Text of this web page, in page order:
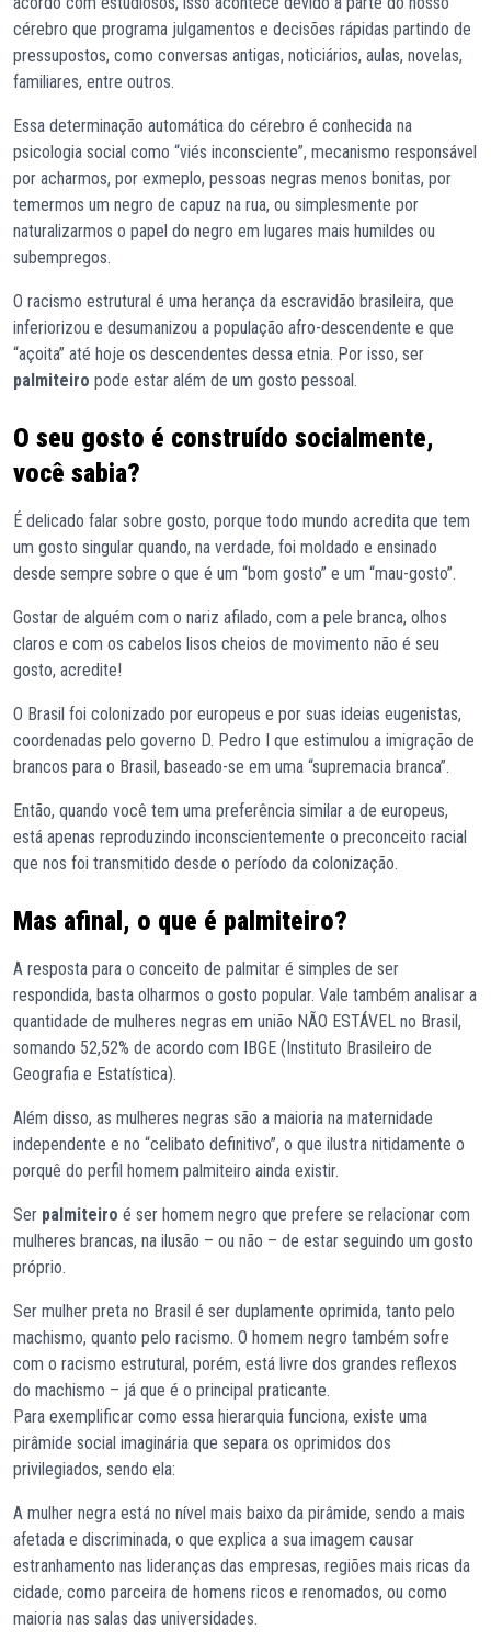
cérebro que programa julgamentos e decisões rápidas partindo de
pressupostos, como conversas antigas, noticiários, aulas, novelas,
familiares, entre outros.
Essa determinação automática do cérebro é conhecida na
psicologia social como “viés inconsciente”, mecanismo responsável
por acharmos, por exmeplo, pessoas negras menos bonitas, por
temermos um negro de capuz na rua, ou simplesmente por
naturalizarmos o papel do negro em lugares mais humildes ou
subempregos.
O racismo estrutural é uma herança da escravidão brasileira, que
inferiorizou e desumanizou a população afro-descendente e que
“açoita” até hoje os descendentes dessa etnia. Por isso, ser
palmiteiro pode estar além de um gosto pessoal.
O seu gosto é construído socialmente,
você sabia?
É delicado falar sobre gosto, porque todo mundo acredita que tem
um gosto singular quando, na verdade, foi moldado e ensinado
desde sempre sobre o que é um “bom gosto” e um “mau-gosto”.
Gostar de alguém com o nariz afilado, com a pele branca, olhos
claros e com os cabelos lisos cheios de movimento não é seu
gosto, acredite!
O Brasil foi colonizado por europeus e por suas ideias eugenistas,
coordenadas pelo governo D. Pedro I que estimulou a imigração de
brancos para o Brasil, baseado-se em uma “supremacia branca”.
Então, quando você tem uma preferência similar a de europeus,
está apenas reproduzindo inconscientemente o preconceito racial
que nos foi transmitido desde o período da colonização.
Mas afinal, o que é palmiteiro?
A resposta para o conceito de palmitar é simples de ser
respondida, basta olharmos o gosto popular. Vale também analisar a
quantidade de mulheres negras em união NÃO ESTÁVEL no Brasil,
somando 52,52% de acordo com IBGE (Instituto Brasileiro de
Geografia e Estatística).
Além disso, as mulheres negras são a maioria na maternidade
independente e no “celibato definitivo”, o que ilustra nitidamente o
porquê do perfil homem palmiteiro ainda existir.
Ser palmiteiro é ser homem negro que prefere se relacionar com
mulheres brancas, na ilusão – ou não – de estar seguindo um gosto
próprio.
Ser mulher preta no Brasil é ser duplamente oprimida, tanto pelo
machismo, quanto pelo racismo. O homem negro também sofre
com o racismo estrutural, porém, está livre dos grandes reflexos
do machismo – já que é o principal praticante.
Para exemplificar como essa hierarquia funciona, existe uma
pirâmide social imaginária que separa os oprimidos dos
privilegiados, sendo ela:
A mulher negra está no nível mais baixo da pirâmide, sendo a mais
afetada e discriminada, o que explica a sua imagem causar
estranhamento nas lideranças das empresas, regiões mais ricas da
cidade, como parceira de homens ricos e renomados, ou como
maioria nas salas das universidades.